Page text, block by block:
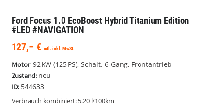
Ford Focus 1.0 EcoBoost Hybrid Titanium Edition
#LED #NAVIGATION
127,– € mtl. inkl. MwSt.
Motor:92 kW (125 PS), Schalt. 6-Gang, Frontantrieb
Zustand: neu
ID: 544633
Verbrauch kombiniert: 5,20 l/100km